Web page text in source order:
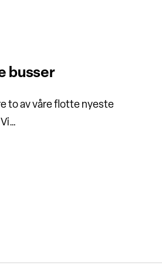
busser
to av våre flotte nyeste